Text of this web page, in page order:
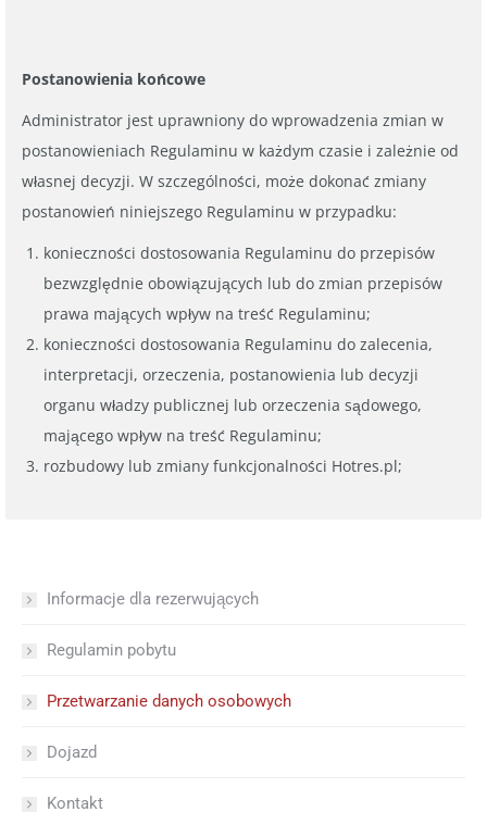
Postanowienia końcowe
Administrator jest uprawniony do wprowadzenia zmian w
postanowieniach Regulaminu w każdym czasie i zależnie od
własnej decyzji. W szczególności, może dokonać zmiany
postanowień niniejszego Regulaminu w przypadku:
konieczności dostosowania Regulaminu do przepisów
bezwzględnie obowiązujących lub do zmian przepisów
prawa mających wpływ na treść Regulaminu;
konieczności dostosowania Regulaminu do zalecenia,
interpretacji, orzeczenia, postanowienia lub decyzji
organu władzy publicznej lub orzeczenia sądowego,
mającego wpływ na treść Regulaminu;
rozbudowy lub zmiany funkcjonalności Hotres.pl;
Informacje dla rezerwujących
Regulamin pobytu
Przetwarzanie danych osobowych
Dojazd
Kontakt